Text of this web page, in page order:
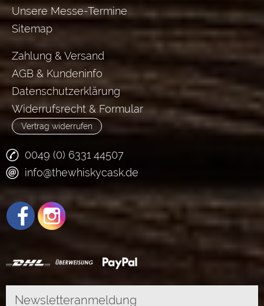
Unsere Messe-Termine
Sitemap
Zahlung & Versand
AGB & Kundeninfo
Datenschutzerklärung
Widerrufsrecht & Formular
Vertrag widerrufen
0049 (0) 6331 44507
info@thewhiskycask.de